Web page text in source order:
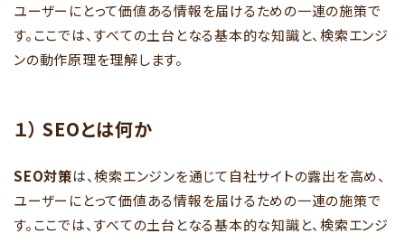
ユーザーにとって価値ある情報を届けるための一連の施策で
す。ここでは、すべての土台となる基本的な知識と、検索エンジ
ンの動作原理を理解します。
１） SEOとは何か
SEO対策は、検索エンジンを通じて自社サイトの露出を高め、
ユーザーにとって価値ある情報を届けるための一連の施策で
す。ここでは、すべての土台となる基本的な知識と、検索エンジ